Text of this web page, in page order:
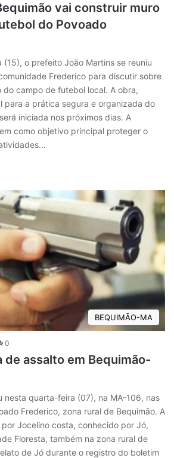
vai construir muro
do Povoado
o prefeito João Martins se reuniu
Frederico para discutir sobre
do campo de futebol local. A obra,
para a prática segura e organizada do
iniciada nos próximos dias. A
como objetivo principal proteger o
BEQUIMÃO-MA
0
de assalto em Bequimão-
nesta quarta-feira (07), na MA-106, nas
Frederico, zona rural de Bequimão. A
Jocelino costa, conhecido por Jó,
Floresta, também na zona rural de
de Jó durante o registro do boletim